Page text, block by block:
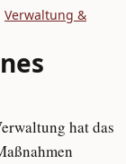
Verwaltung &
hat das